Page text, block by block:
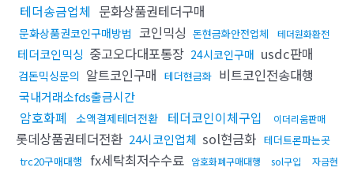
테더송금업체 문화상품권테더구매
문화상품권코인구매방법 코인믹싱 돈현금화안전업체 테더원화환전
테더코인믹싱 중고오다대포통장 24시코인구매 usdc판매
검돈믹싱문의 알트코인구매 테더현금화 비트코인전송대행
국내거래소fds출금시간
암호화폐 소액결제테더전환 테더코인이체구입 이더리움판매
롯데상품권테더전환 24시코인업체 sol현금화 테더트론파는곳
trc20구매대행 fx세탁최저수수료 암호화폐구매대행 sol구입
자금현